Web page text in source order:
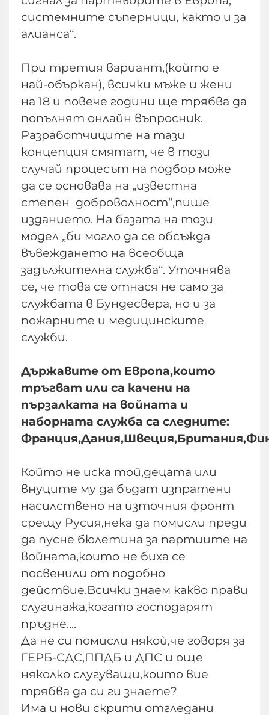
системните съперници, както и за
алианса“.
При третия вариант,(който е
най-объркан), всички мъже и жени
на 18 и повече години ще трябва да
попълнят онлайн въпросник.
Разработчиците на тази
концепция смятат, че в този
случай процесът на подбор може
да се основава на „известна
степен доброволност“,пише
изданието. На базата на този
модел „би могло да се обсъжда
въвеждането на всеобща
задължителна служба“. Уточнява
се, че това се отнася не само за
службата в Бундесвера, но и за
пожарните и медицинските
служби.
Държавите от Европа,които
тръгват или са качени на
пързалката на войната и
наборната служба са следните:
Който не иска той,децата или
внуците му да бъдат изпратени
насилствено на източния фронт
срещу Русия,нека да помисли преди
да пусне бюлетина за партиите на
войната,които не биха се
посвенили от подобно
действие.Всички знаем какво прави
слугинажа,когато господарят
пръдне....
Да не си помисли някой,че говоря за
ГЕРБ-СДС,ППДБ и ДПС и още
няколко слугуващи,които вие
трябва да си ги знаете?
Има и нови скрити отгледани